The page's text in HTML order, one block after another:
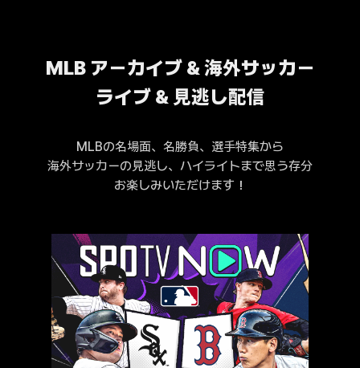
MLB アーカイブ & 海外サッカー
ライブ & 見逃し配信
MLBの名場面、名勝負、選手特集から
海外サッカーの見逃し、ハイライトまで思う存分
お楽しみいただけます！